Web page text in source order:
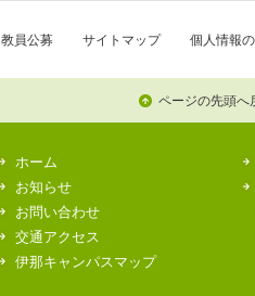
教員公募 サイトマップ 個人情報
ページの先頭へ
ホーム
お知らせ
お問い合わせ
交通アクセス
伊那キャンパスマップ